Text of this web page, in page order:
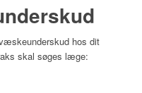
hos dit
skal søges læge: